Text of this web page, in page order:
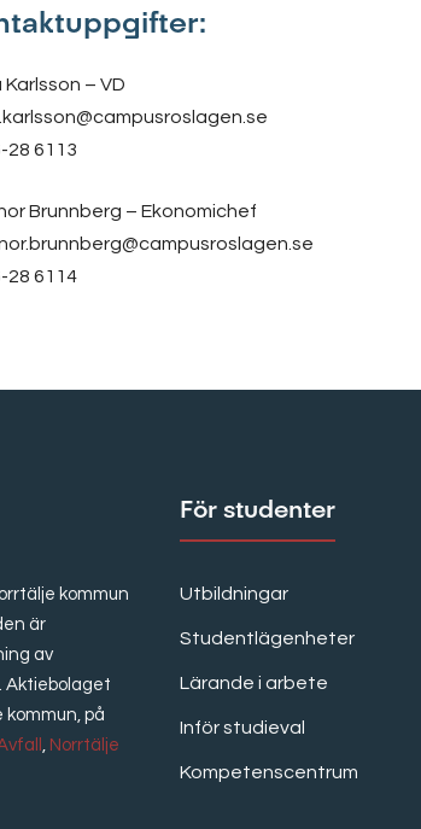
Karlsson – VD
28 6113
Brunnberg – Ekonomichef
28 6114
kommun
är
av
Aktiebolaget
kommun, på
Norrtälje
För studenter
Utbildningar
Studentlägenheter
Lärande i arbete
Inför studieval
Kompetenscentrum